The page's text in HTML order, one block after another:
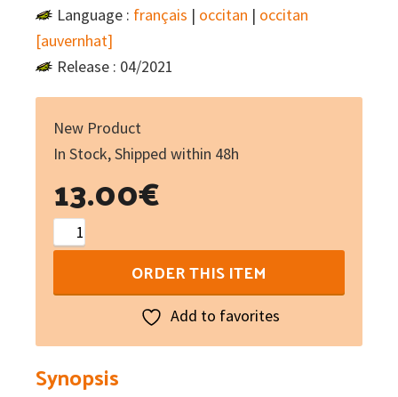
Language : français | occitan | occitan
[auvernhat]
Release : 04/2021
New Product
In Stock, Shipped within 48h
13.00€
mòrt
ORDER THIS ITEM
Add to favorites
Synopsis